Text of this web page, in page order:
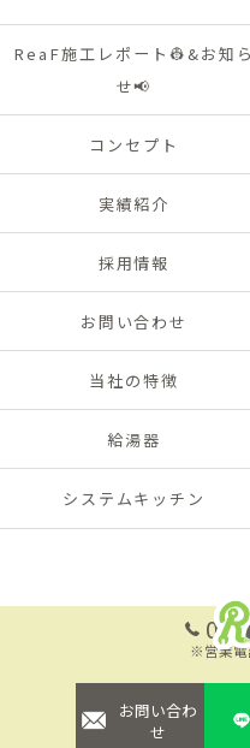
※営業電
お問い合わ
せ
ReaF施工レポート👷&お知ら
せ📢
コンセプト
実績紹介
採用情報
お問い合わせ
当社の特徴
給湯器
システムキッチン
© 2026 福岡のリフォーム